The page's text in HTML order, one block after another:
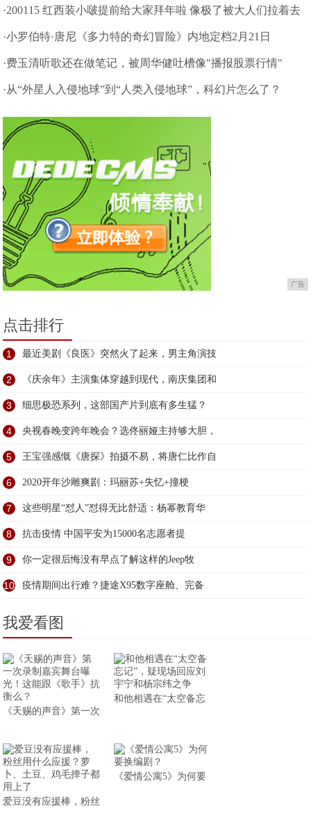
了醒
·200115 红西装小啵提前给大家拜年啦 像极了被大人们拉着去
拜年的不情愿小孩
·小罗伯特·唐尼《多力特的奇幻冒险》内地定档2月21日
·费玉清听歌还在做笔记，被周华健吐槽像"播报股票行情"
·从“外星人入侵地球”到“人类入侵地球”，科幻片怎么了？
广告
点击排行
1 最近美剧《良医》突然火了起来，男主角演技
2 《庆余年》主演集体穿越到现代，南庆集团和
3 细思极恐系列，这部国产片到底有多生猛？
4 央视春晚变跨年晚会？选佟丽娅主持够大胆，
5 王宝强感慨《唐探》拍摄不易，将唐仁比作自
6 2020开年沙雕爽剧：玛丽苏+失忆+撞梗
7 这些明星“怼人”怼得无比舒适：杨幂教育华
8 抗击疫情 中国平安为15000名志愿者提
9 你一定很后悔没有早点了解这样的Jeep牧
10 疫情期间出行难？捷途X95数字座舱、完备
我爱看图
《天赐的声音》第一次
和他相遇在“太空备忘
爱豆没有应援棒，粉丝
《爱情公寓5》为何要